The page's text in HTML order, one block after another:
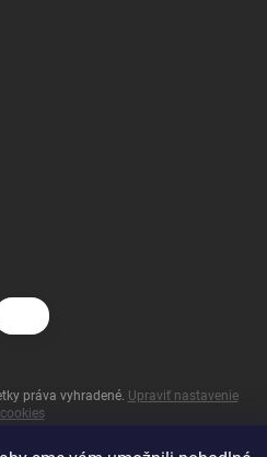
práva vyhradené. Upraviť nastavenie
cookies